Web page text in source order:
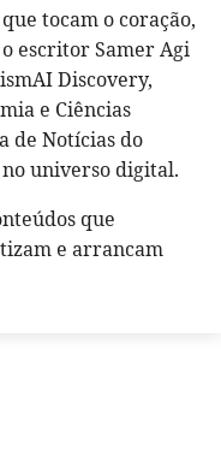
tocam o coração,
escritor Samer Agi
Discovery,
e Ciências
de Notícias do
universo digital.
que
e arrancam